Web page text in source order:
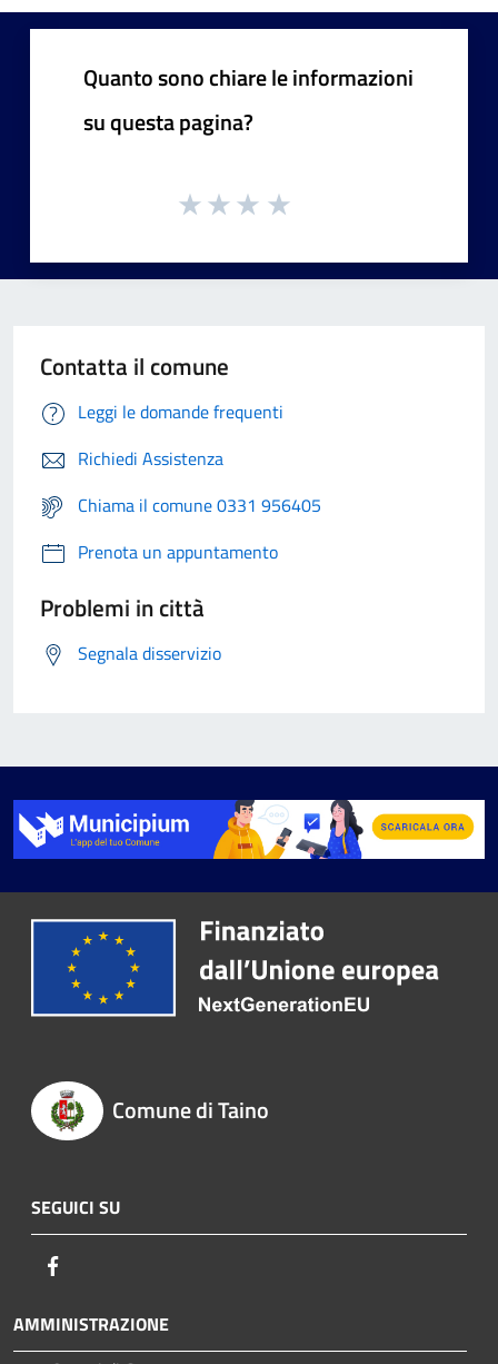
Quanto sono chiare le informazioni
su questa pagina?
Contatta il comune
Leggi le domande frequenti
Richiedi Assistenza
Chiama il comune 0331 956405
Prenota un appuntamento
Problemi in città
Segnala disservizio
Comune di Taino
SEGUICI SU
AMMINISTRAZIONE